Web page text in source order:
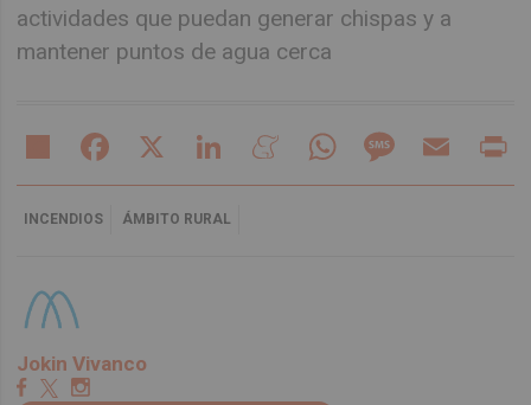
actividades que puedan generar chispas y a
mantener puntos de agua cerca
Share Facebook LinkedIn MeneameWhatsAppMessageEmail
INCENDIOS ÁMBITO RURAL
Jokin Vivanco